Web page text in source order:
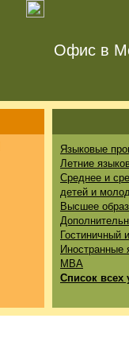
Офис в
Языковые
Летние
Среднее и
детей и
Высшее
Гостиничный
Иностранные
MBA
Список всех